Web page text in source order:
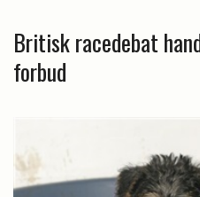
Britisk racedebat
forbud